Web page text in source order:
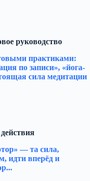
руководство
практиками:
по записи», «йога-
сила медитации
— та сила,
идти вперёд и